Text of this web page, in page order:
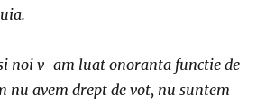
noi v-am luat onoranta functie de
nu avem drept de vot, nu suntem